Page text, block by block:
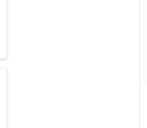
ールアドレス宛に自動で
します。もし送信確認メ
は、送信が完了していな
も受信できない場合がご